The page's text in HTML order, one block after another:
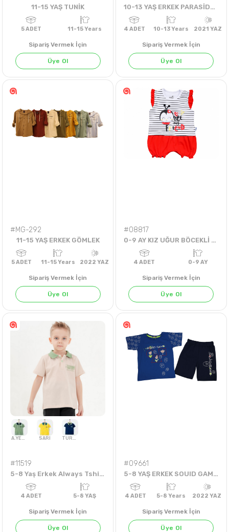
11-15 YAŞ TUNİK
5 ADET 11-15 Years
Sipariş Vermek İçin
Üye Ol
10-13 YAŞ ERKEK PARASİDE POLO YAKALI TŞÖRT
ADET 10-13 Years
Sipariş Vermek İçin
Üye Ol
#MG-292
11-15 YAŞ ERKEK GÖMLEK
ADET 11-15 Years
Sipariş Vermek İçin
Üye Ol
#08817
0-9 AY KIZ UĞUR BÖCEKLİ TULUM
Sipariş Vermek İçin
Üye Ol
#11519
5-8 Yaş Erkek Always Tshirt
Sipariş Vermek İçin
Üye Ol
#09661
5-8 YAŞ ERKEK SOUID GAME YÜZLÜ ŞORTLU TAKIM
Sipariş Vermek İçin
Üye Ol